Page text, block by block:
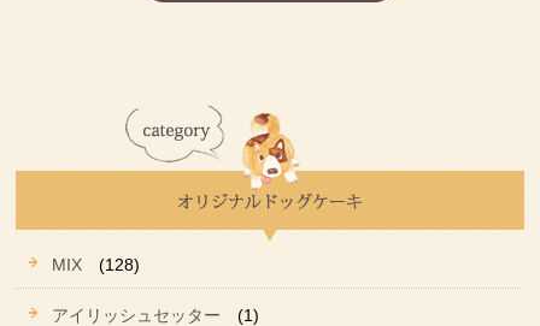
MIX (128)
アイリッシュセッター (1)